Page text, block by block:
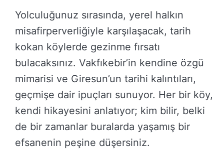
Yolculuğunuz sırasında, yerel halkın
misafirperverliğiyle karşılaşacak, tarih
kokan köylerde gezinme fırsatı
bulacaksınız. Vakfıkebir’in kendine özgü
mimarisi ve Giresun’un tarihi kalıntıları,
geçmişe dair ipuçları sunuyor. Her bir köy,
kendi hikayesini anlatıyor; kim bilir, belki
de bir zamanlar buralarda yaşamış bir
efsanenin peşine düşersiniz.